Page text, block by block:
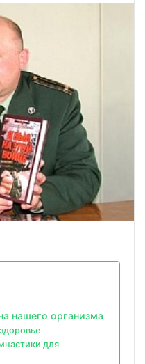
нашего организма
для